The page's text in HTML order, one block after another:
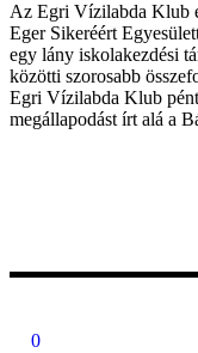
Az Egri Vízilabda Klub
Eger Sikeréért
egy lány iskolakezdési
közötti szorosabb
Egri Vízilabda Klub
megállapodást írt alá a
0